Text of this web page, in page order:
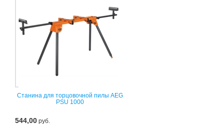
Станина для торцовочной пилы AEG
PSU 1000
544,00 руб.